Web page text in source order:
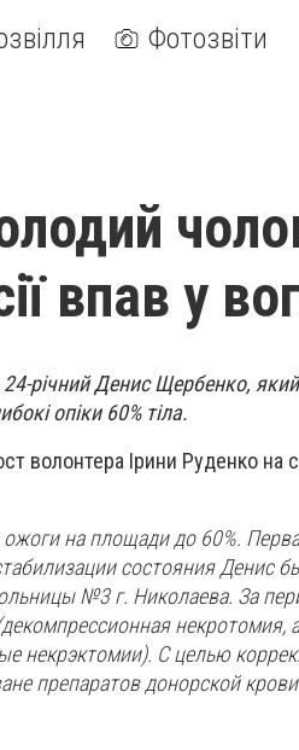
Фотозвіти
впав у
річний Денис Щербенко,
опіки 60% тіла.
волонтера Ірини Руденко на
ожоги на площади до 60%.
состояния Денис
№3 г. Николаева. За
некротомия,
некрэктомии). С целью
препаратов донорской